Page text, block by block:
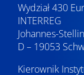
Wydział 430
INTERREG
Johannes-
D – 19053
Kierownik